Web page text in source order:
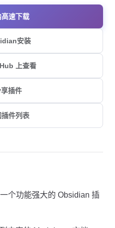
高速下载
安装
上查看
插件
插件列表
个功能强大的 Obsidian 插